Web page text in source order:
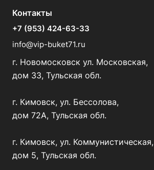
Контакты
+7 (953) 424-63-33
info@vip-buket71.ru
г. Новомосковск ул. Московская,
дом 33, Тульская обл.
г. Кимовск, ул. Бессолова,
дом 72А, Тульская обл.
г. Кимовск, ул. Коммунистическая,
дом 5, Тульская обл.